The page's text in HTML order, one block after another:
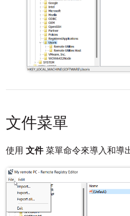
文件菜單
使用 文件菜單命令來導入和導